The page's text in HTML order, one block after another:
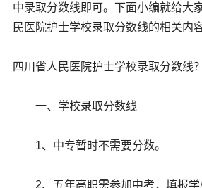
中录取分数线即可。下面小编就给大
民医院护士学校录取分数线的相关内容
四川省人民医院护士学校录取分数线？
一、学校录取分数线
1、中专暂时不需要分数。
2、五年高职需参加中考，填报学